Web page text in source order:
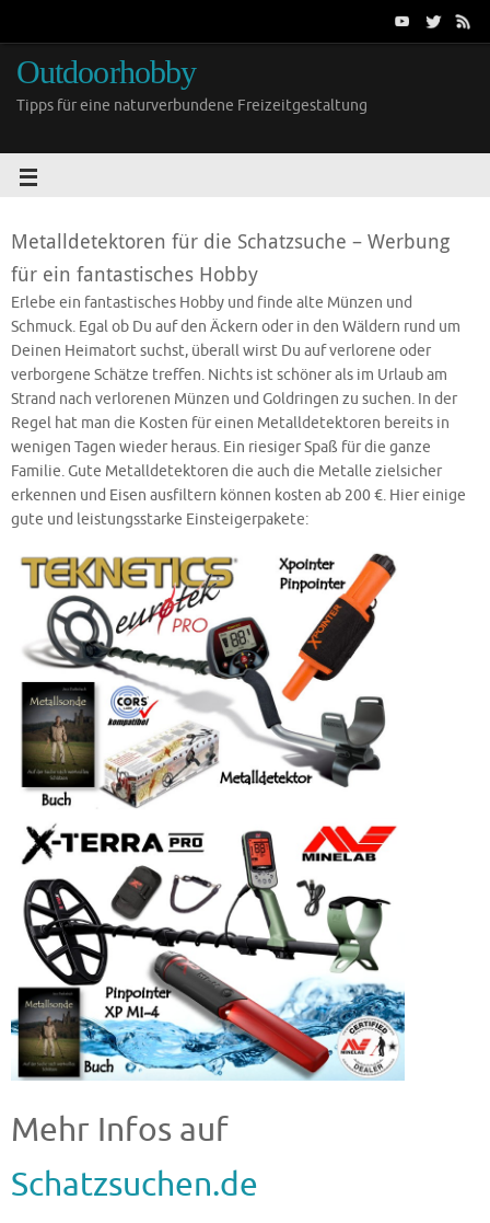
Outdoorhobby
Tipps für eine naturverbundene Freizeitgestaltung
Metalldetektoren für die Schatzsuche – Werbung
für ein fantastisches Hobby
Erlebe ein fantastisches Hobby und finde alte Münzen und
Schmuck. Egal ob Du auf den Äckern oder in den Wäldern rund um
Deinen Heimatort suchst, überall wirst Du auf verlorene oder
verborgene Schätze treffen. Nichts ist schöner als im Urlaub am
Strand nach verlorenen Münzen und Goldringen zu suchen. In der
Regel hat man die Kosten für einen Metalldetektoren bereits in
wenigen Tagen wieder heraus. Ein riesiger Spaß für die ganze
Familie. Gute Metalldetektoren die auch die Metalle zielsicher
erkennen und Eisen ausfiltern können kosten ab 200 €. Hier einige
gute und leistungsstarke Einsteigerpakete:
Mehr Infos auf
Schatzsuchen.de